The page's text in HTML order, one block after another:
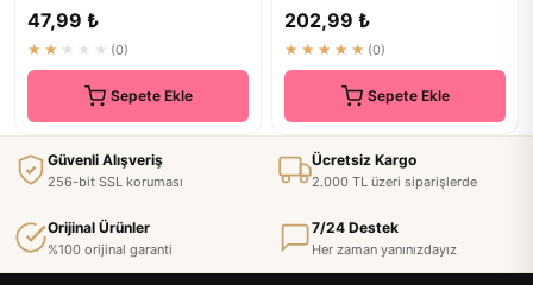
47,99 ₺
★★★★★ (0)
Sepete Ekle
202,99 ₺
★★★★★ (0)
Sepete Ekle
Güvenli Alışveriş
256-bit SSL koruması
Ücretsiz Kargo
2.000 TL üzeri siparişlerde
Orijinal Ürünler
%100 orijinal garanti
7/24 Destek
Her zaman yanınızdayız